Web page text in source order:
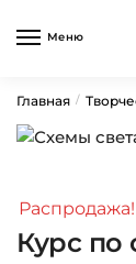
Меню
Главная /
Распродажа!
Курс по